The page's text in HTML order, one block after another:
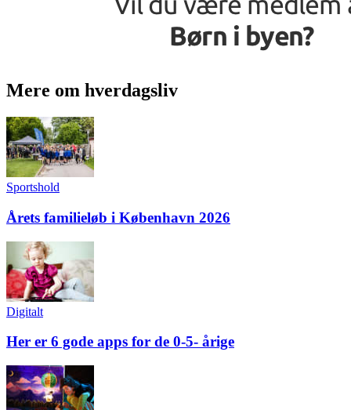
Mere om hverdagsliv
Sportshold
Årets familieløb i København 2026
Digitalt
Her er 6 gode apps for de 0-5- årige